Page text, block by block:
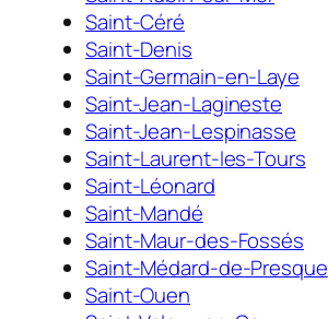
Saint-Céré
Saint-Denis
Saint-Germain-en-Laye
Saint-Jean-Lagineste
Saint-Jean-Lespinasse
Saint-Laurent-les-Tours
Saint-Léonard
Saint-Mandé
Saint-Maur-des-Fossés
Saint-Médard-de-Presque
Saint-Ouen